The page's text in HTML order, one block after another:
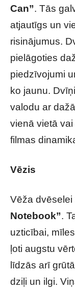
Can”. Tās
atjautīgs un
risinājumus.
pielāgoties
piedzīvojumi
ko jaunu.
valodu ar
vienā vietā
filmas
Vēzis
Vēža dvēselei
Notebook”.
uzticībai,
ļoti augstu
līdzās arī
dziļi un ilgi.